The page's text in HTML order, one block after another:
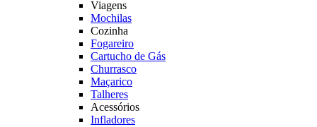
Viagens
Mochilas
Cozinha
Fogareiro
Cartucho de Gás
Churrasco
Maçarico
Talheres
Acessórios
Infladores